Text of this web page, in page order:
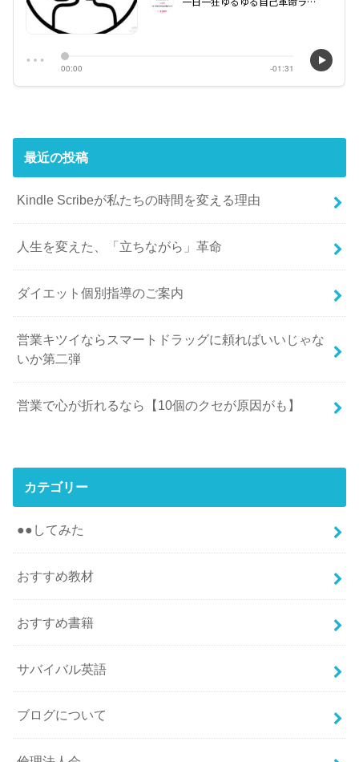
最近の投稿
Kindle Scribeが私たちの時間を変える理由
人生を変えた、「立ちながら」革命
ダイエット個別指導のご案内
営業キツイならスマートドラッグに頼ればいいじゃな
いか第二弾
営業で心が折れるなら【10個のクセが原因がも】
カテゴリー
●●してみた
おすすめ教材
おすすめ書籍
サバイバル英語
ブログについて